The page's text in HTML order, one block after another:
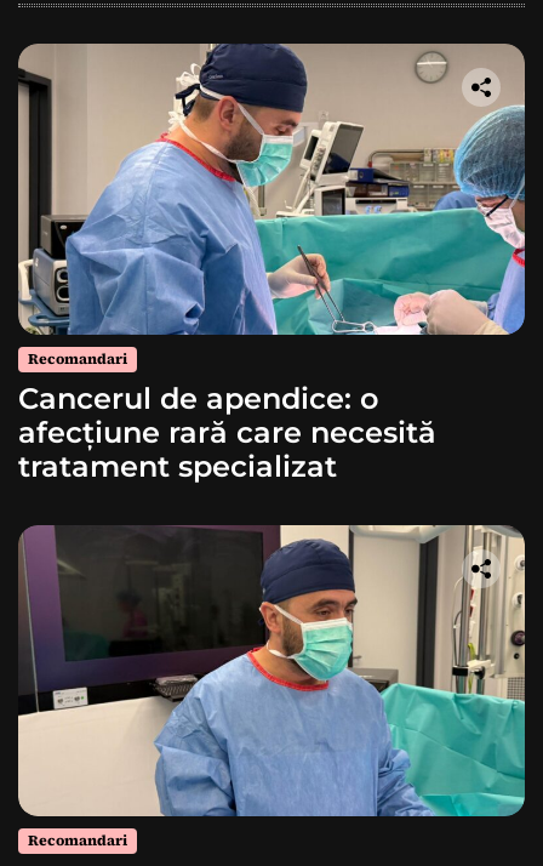
Recomandari
Cancerul de apendice: o
afecțiune rară care necesită
tratament specializat
Recomandari